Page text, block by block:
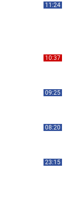
11:24
10:37
09:25
08:20
23:15